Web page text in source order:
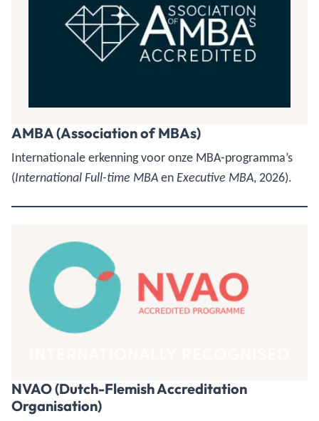
AMBA (Association of MBAs)
Internationale erkenning voor onze MBA-programma’s
(International Full-time MBA en Executive MBA, 2026).
NVAO (Dutch-Flemish Accreditation
Organisation)